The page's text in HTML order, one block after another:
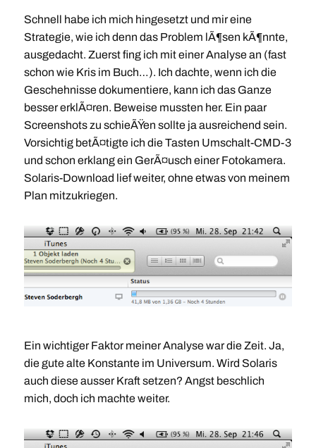
Schnell habe ich mich hingesetzt und mir eine
Strategie, wie ich denn das Problem lÃ¶sen kÃ¶nnte,
ausgedacht. Zuerst fing ich mit einer Analyse an (fast
schon wie Kris im Buch…). Ich dachte, wenn ich die
Geschehnisse dokumentiere, kann ich das Ganze
besser erklÃ¤ren. Beweise mussten her. Ein paar
Screenshots zu schieÃŸen sollte ja ausreichend sein.
Vorsichtig betÃ¤tigte ich die Tasten Umschalt-CMD-3
und schon erklang ein GerÃ¤usch einer Fotokamera.
Solaris-Download lief weiter, ohne etwas von meinem
Plan mitzukriegen.
Ein wichtiger Faktor meiner Analyse war die Zeit. Ja,
die gute alte Konstante im Universum. Wird Solaris
auch diese ausser Kraft setzen? Angst beschlich
mich, doch ich machte weiter.